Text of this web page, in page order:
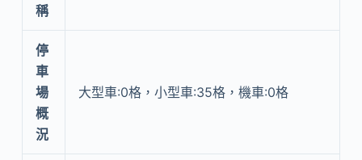
稱
停
車
場
概
況
大型車:0格，小型車:35格，機車:0格